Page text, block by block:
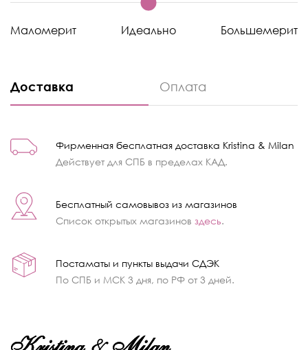
Маломерит Идеально Большемерит
Доставка Оплата
Фирменная бесплатная доставка Kristina & Milan
Действует для СПБ в пределах КАД.
Бесплатный самовывоз из магазинов
Список открытых магазинов здесь.
Постаматы и пункты выдачи СДЭК
По СПБ и МСК 3 дня, по РФ от 3 дней.